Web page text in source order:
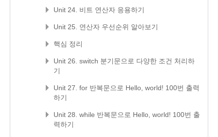
Unit 24. 비트 연산자 응용하기
Unit 25. 연산자 우선순위 알아보기
핵심 정리
Unit 26. switch 분기문으로 다양한 조건 처리하
기
Unit 27. for 반복문으로 Hello, world! 100번 출력
하기
Unit 28. while 반복문으로 Hello, world! 100번 출
력하기